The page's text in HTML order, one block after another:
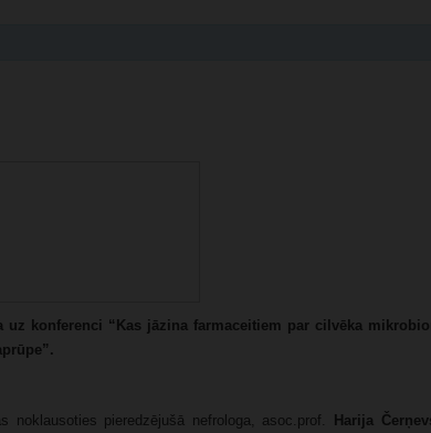
uz konferenci “Kas jāzina farmaceitiem par cilvēka
noklausoties pieredzējušā nefrologa, asoc.prof.
Harija